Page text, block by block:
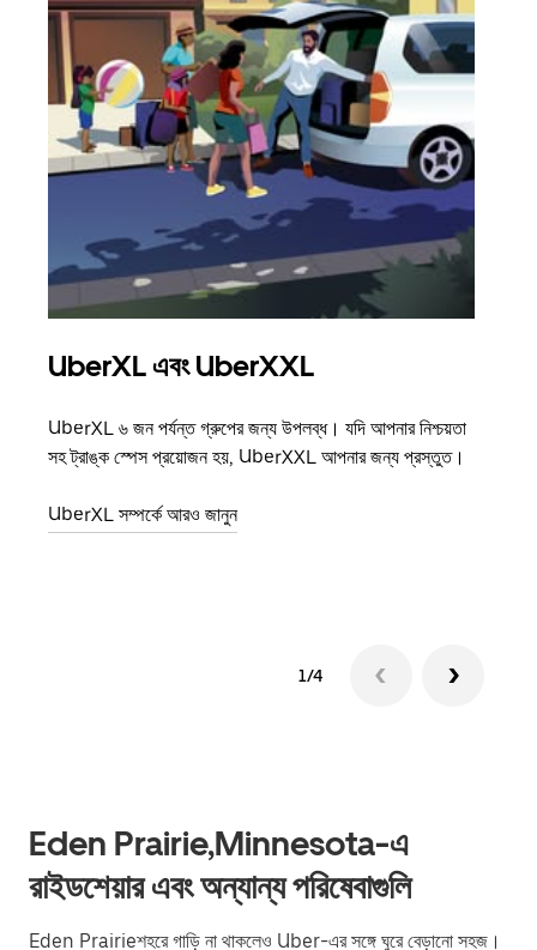
UberXL এবং UberXXL
UberXL ৬ জন পর্যন্ত গ্রুপের জন্য উপলব্ধ। যদি আপনার নিশ্চয়তা
সহ ট্রাঙ্ক স্পেস প্রয়োজন হয়, UberXXL আপনার জন্য প্রস্তুত।
UberXL সম্পর্কে আরও জানুন
1/4
Eden Prairie,Minnesota-এ
রাইডশেয়ার এবং অন্যান্য পরিষেবাগুলি
Eden Prairieশহরে গাড়ি না থাকলেও Uber-এর সঙ্গে ঘুরে বেড়ানো সহজ।